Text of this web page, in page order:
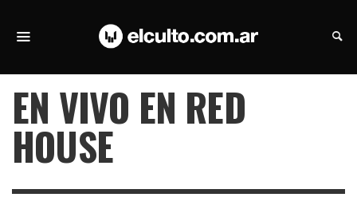
EN VIVO EN RED
HOUSE